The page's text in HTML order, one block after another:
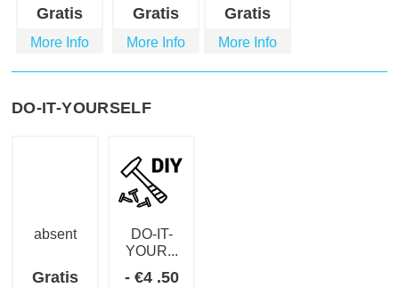
Gratis
More Info
Gratis
More Info
Gratis
More Info
DO-IT-YOURSELF
absent
Gratis
DO-IT-
YOUR...
- €4 .50